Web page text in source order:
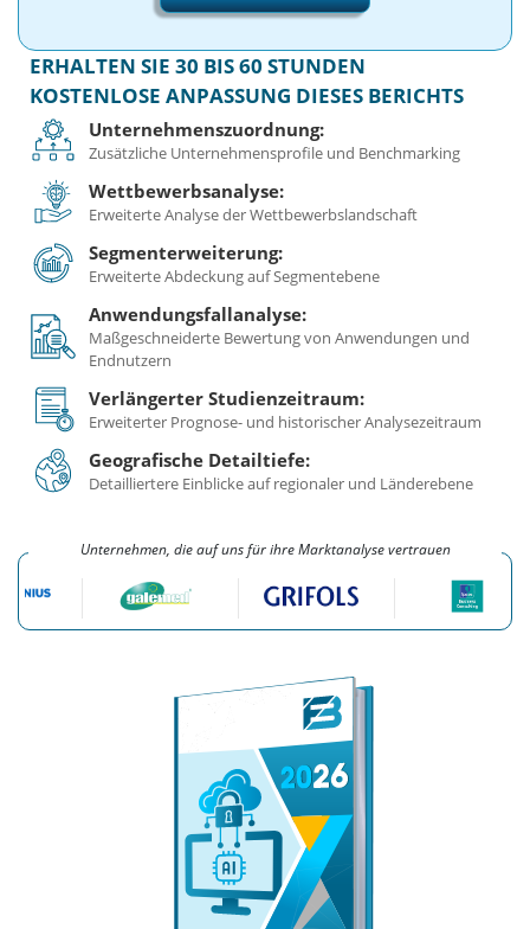
ERHALTEN SIE 30 BIS 60 STUNDEN
KOSTENLOSE ANPASSUNG DIESES BERICHTS
Unternehmenszuordnung:
Zusätzliche Unternehmensprofile und Benchmarking
Wettbewerbsanalyse:
Erweiterte Analyse der Wettbewerbslandschaft
Segmenterweiterung:
Erweiterte Abdeckung auf Segmentebene
Anwendungsfallanalyse:
Maßgeschneiderte Bewertung von Anwendungen und
Endnutzern
Verlängerter Studienzeitraum:
Erweiterter Prognose- und historischer Analysezeitraum
Geografische Detailtiefe:
Detailliertere Einblicke auf regionaler und Länderebene
Unternehmen, die auf uns für ihre Marktanalyse vertrauen